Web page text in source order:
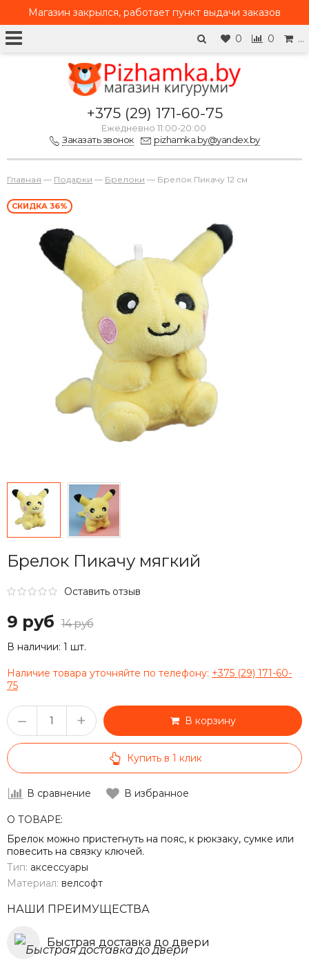
0 0 …
Магазин закрылся, работает пункт выдачи заказов
+375 (29) 171-60-75
Ежедневно 11:00-20:00
Заказать звонок
pizhamka.by@yandex.by
Главная — Подарки — Брелоки — Брелок Пикачу 12 см
СКИДКА 36%
Брелок Пикачу мягкий
Оставить отзыв
9 руб 14 руб
В наличии: 1 шт.
Наличие товара уточняйте по телефону: +375 (29) 171-60-
75
– + В корзину
Купить в 1 клик
В сравнение В избранное
О ТОВАРЕ:
Брелок можно пристегнуть на пояс, к рюкзаку, сумке или
повесить на связку ключей.
Тип: аксессуары
Материал: велсофт
НАШИ ПРЕИМУЩЕСТВА
Быстрая доставка до двери